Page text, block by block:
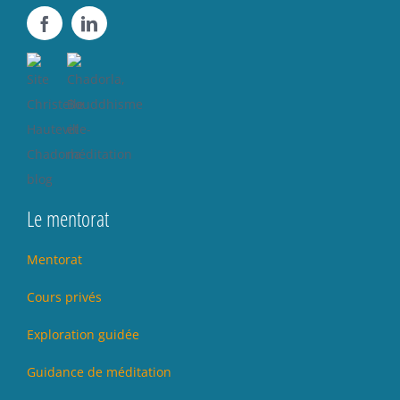
Le mentorat
Mentorat
Cours privés
Exploration guidée
Guidance de méditation